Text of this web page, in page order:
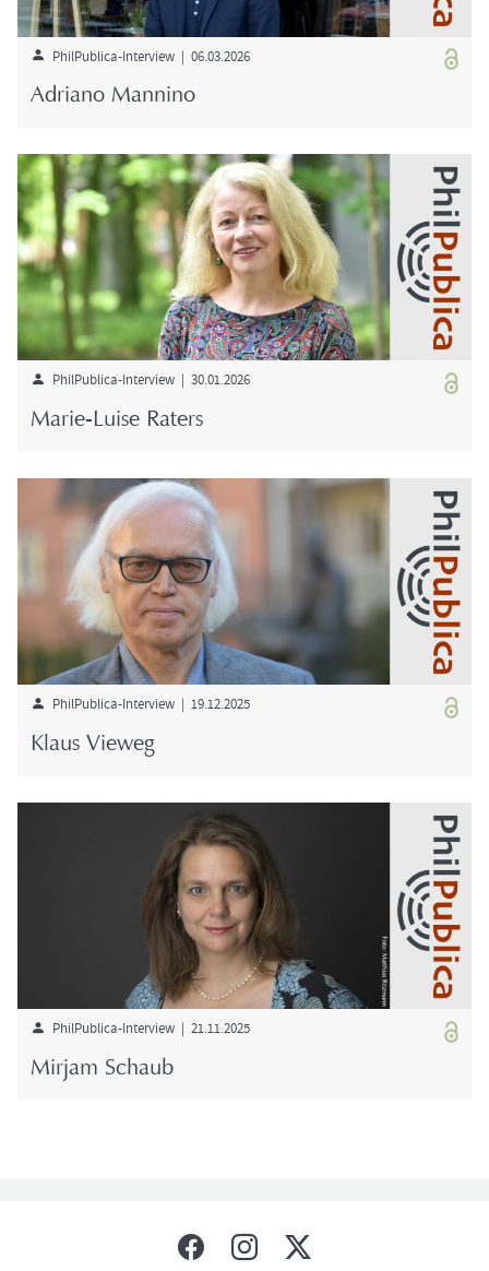
PhilPublica-​Interview | 06.03.2026
Adria­no Man­ni­no
PhilPublica-​Interview | 30.01.2026
Marie-​Luise Ra­ters
PhilPublica-​Interview | 19.12.2025
Klaus View­eg
PhilPublica-​Interview | 21.11.2025
Mir­jam Schaub